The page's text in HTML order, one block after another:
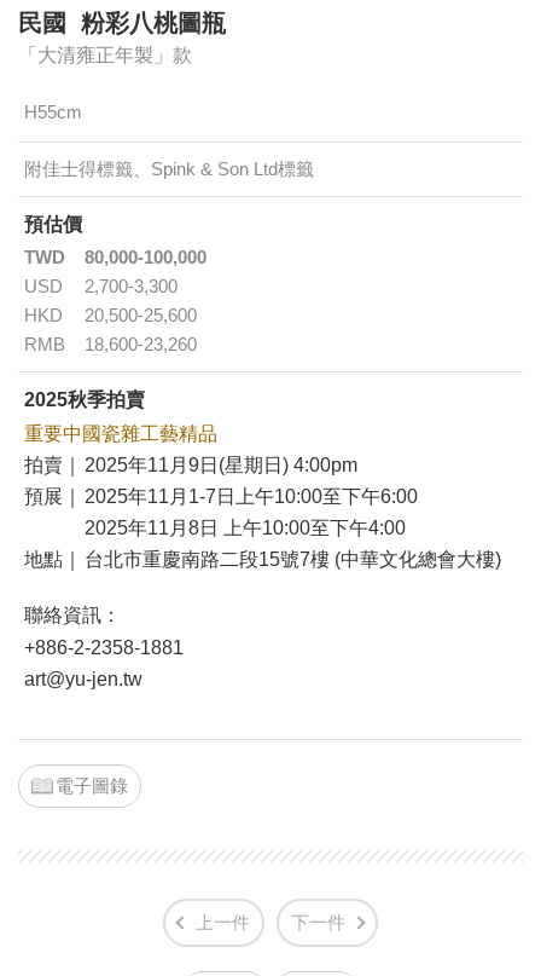
民國 粉彩八桃圖瓶
「大清雍正年製」款
H55cm
附佳士得標籤、Spink & Son Ltd標籤
預估價
TWD
80,000-100,000
USD
2,700-3,300
HKD
20,500-25,600
RMB
18,600-23,260
2025秋季拍賣
重要中國瓷雜工藝精品
拍賣｜
2025年11月9日(星期日) 4:00pm
預展｜
2025年11月1-7日上午10:00至下午6:00
2025年11月8日 上午10:00至下午4:00
地點｜
台北市重慶南路二段15號7樓 (中華文化總會大樓)
聯絡資訊：
+886-2-2358-1881
art@yu-jen.tw
電子圖錄
上一件 下一件